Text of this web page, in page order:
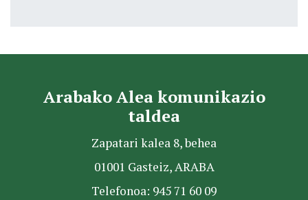
Arabako Alea komunikazio
taldea
Zapatari kalea 8, behea
01001 Gasteiz, ARABA
Telefonoa: 945 71 60 09